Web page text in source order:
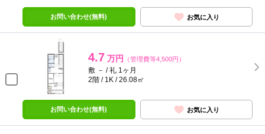
お問い合わせ(無料) お気に入り
4.7 万円 （管理費等4,500円）
敷 － / 礼 1ヶ月
2階 / 1K / 26.08㎡
お問い合わせ(無料) お気に入り